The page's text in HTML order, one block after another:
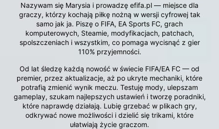
Nazywam się Marysia i prowadzę efifa.pl — miejsce dla
graczy, którzy kochają piłkę nożną w wersji cyfrowej tak
samo jak ja. Piszę o FIFA, EA Sports FC, grach
komputerowych, Steamie, modyfikacjach, patchach,
spolszczeniach i wszystkim, co pomaga wycisnąć z gier
110% przyjemności.
Od lat śledzę każdą nowość w świecie FIFA/EA FC — od
premier, przez aktualizacje, aż po ukryte mechaniki, które
potrafią zmienić wynik meczu. Testuję mody, ulepszam
gameplay, szukam najlepszych ustawień i tworzę poradniki,
które naprawdę działają. Lubię grzebać w plikach gry,
odkrywać nowe możliwości i dzielić się trikami, które
ułatwiają życie graczom.